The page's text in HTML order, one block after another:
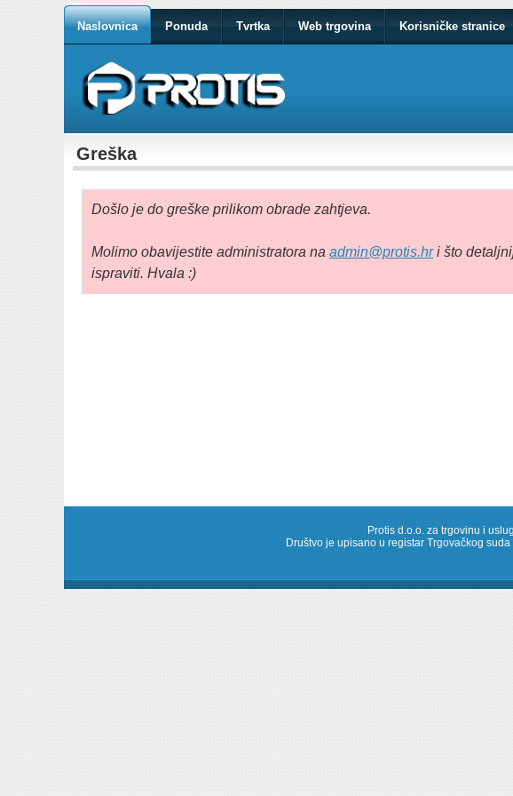
Naslovnica Ponuda Tvrtka Web trgovina Korisničke stranice
Greška
Došlo je do greške prilikom obrade zahtjeva.
Molimo obavijestite administratora na admin@protis.hri što
ispraviti. Hvala :)
Protis d.o.o. za trgovinu i
Društvo je upisano u registar Trgovačkog